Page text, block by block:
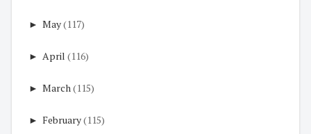
► May(117)
► April (116)
► March(115)
► February(115)